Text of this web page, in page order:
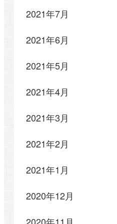
2021年7月
2021年6月
2021年5月
2021年4月
2021年3月
2021年2月
2021年1月
2020年12月